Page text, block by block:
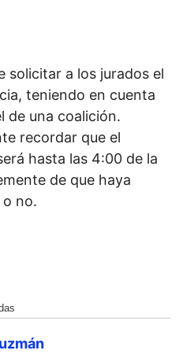
solicitar a los jurados el
teniendo en cuenta
de una coalición.
recordar que el
hasta las 4:00 de la
de que haya
o no.